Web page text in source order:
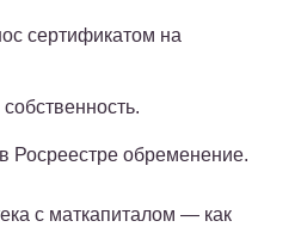
сертификатом на
Росреестре обременение.
с маткапиталом — как